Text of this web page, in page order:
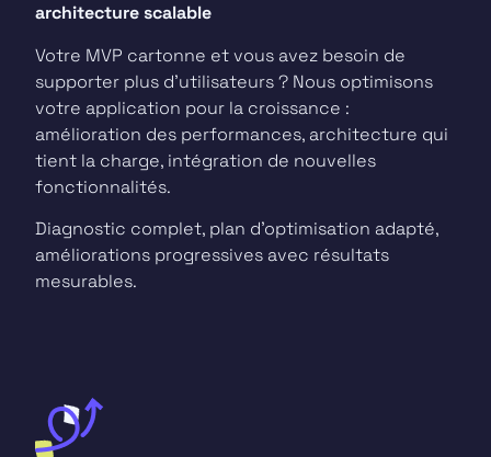
architecture scalable
Votre MVP cartonne et vous avez besoin de
supporter plus d’utilisateurs ? Nous optimisons
votre application pour la croissance :
amélioration des performances, architecture qui
tient la charge, intégration de nouvelles
fonctionnalités.
Diagnostic complet, plan d’optimisation adapté,
améliorations progressives avec résultats
mesurables.